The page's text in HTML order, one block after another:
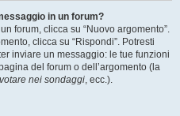
in un forum?
forum, clicca su “Nuovo argomento”.
clicca su “Rispondi”. Potresti
inviare un messaggio: le tue funzioni
del forum o dell’argomento (la
nei sondaggi, ecc.).